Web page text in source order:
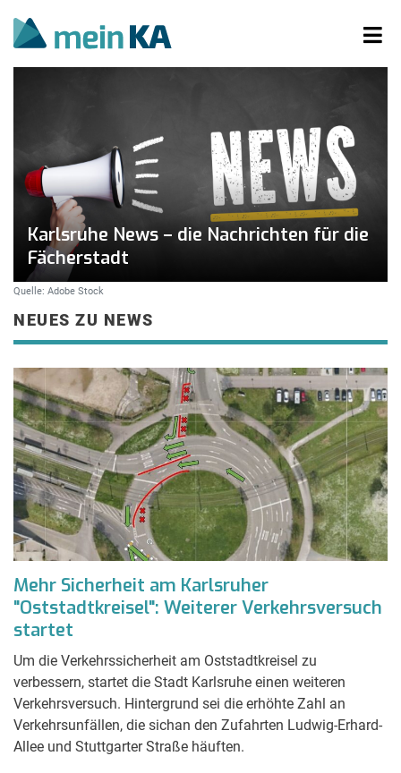
Karlsruhe News – die Nachrichten für die
Fächerstadt
Quelle: Adobe Stock
NEUES ZU NEWS
Mehr Sicherheit am Karlsruher
"Oststadtkreisel": Weiterer Verkehrsversuch
startet
Um die Verkehrssicherheit am Oststadtkreisel zu
verbessern, startet die Stadt Karlsruhe einen weiteren
Verkehrsversuch. Hintergrund sei die erhöhte Zahl an
Verkehrsunfällen, die sichan den Zufahrten Ludwig-Erhard-
Allee und Stuttgarter Straße häuften.